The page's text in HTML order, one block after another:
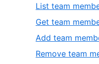
List team
Get team
Add team
Remove team